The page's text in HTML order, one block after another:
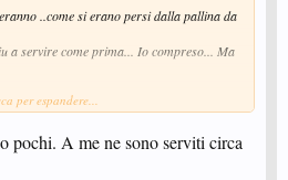
..come si erano persi dalla pallina da
a servire come prima... Io compreso... Ma
per espandere...
pochi. A me ne sono serviti circa